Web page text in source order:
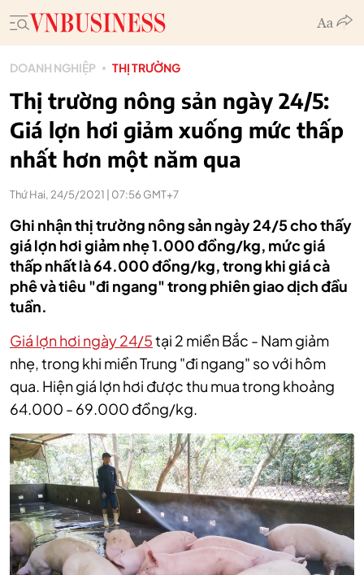
DOANH NGHIỆP THỊ TRƯỜNG
Thị trường nông sản ngày 24/5:
Giá lợn hơi giảm xuống mức thấp
nhất hơn một năm qua
Thứ Hai, 24/5/2021 | 07:56 GMT+7
Ghi nhận thị trường nông sản ngày 24/5 cho thấy
giá lợn hơi giảm nhẹ 1.000 đồng/kg, mức giá
thấp nhất là 64.000 đồng/kg, trong khi giá cà
phê và tiêu "đi ngang" trong phiên giao dịch đầu
tuần.
Giá lợn hơi ngày 24/5tại 2 miền Bắc - Nam giảm
nhẹ, trong khi miền Trung "đi ngang" so với hôm
qua. Hiện giá lợn hơi được thu mua trong khoảng
64.000 - 69.000 đồng/kg.